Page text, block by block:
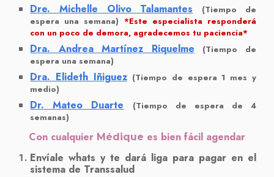
Dre. Michelle Olivo Talamantes
(Tiempo de
espera una semana) *Este especialista responderá
con un poco de demora, agradecemos tu paciencia*
Dra. Andrea Martínez Riquelme
(Tiempo de
espera una semana)
Dra. Elideth Iñiguez (Tiempo de espera 1 mes y
medio)
Dr. Mateo Duarte
(Tiempo de espera de 4
semanas)
Con cualquier Médique es bien fácil agendar
Envíale whats y te dará liga para pagar en el
sistema de Transsalud